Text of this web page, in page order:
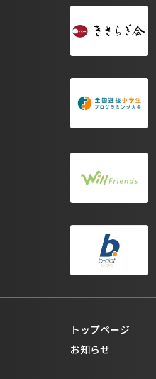
トップページ
お知らせ